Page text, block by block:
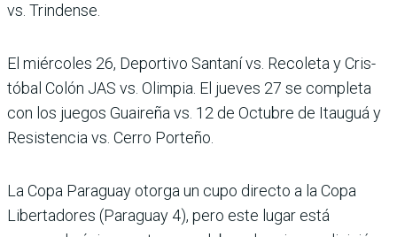
vs. Trindense.
El miércoles 26, Deportivo Santaní vs. Recoleta y Cris­
tóbal Colón JAS vs. Olimpia. El jueves 27 se completa
con los juegos Guaireña vs. 12 de Octubre de Itauguá y
Resis­tencia vs. Cerro Porteño.
La Copa Paraguay otorga un cupo directo a la Copa
Liber­tadores (Paraguay 4), pero este lugar está